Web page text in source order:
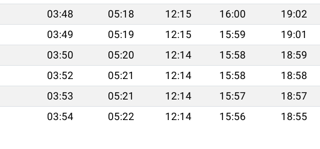
03:48 05:18 12:15 16:00 19:02
03:49 05:19 12:15 15:59 19:01
03:50 05:20 12:14 15:58 18:59
03:52 05:21 12:14 15:58 18:58
03:53 05:21 12:14 15:57 18:57
03:54 05:22 12:14 15:56 18:55